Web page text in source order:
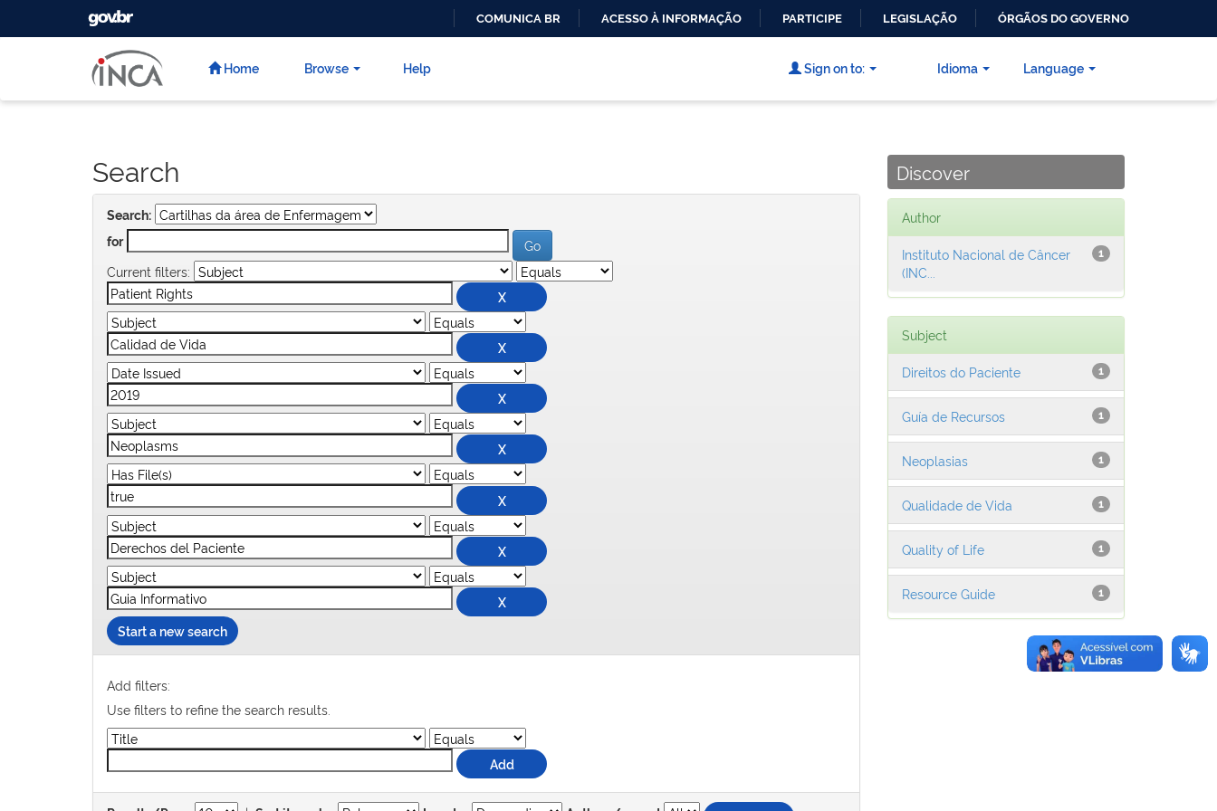
CONTEÚDO
GOVBR
COMUNICA BR ACESSO À INFORMAÇÃO PARTICIPE LEGISLAÇÃO ÓRGÃOS DO GOVERNO
Home Browse Help Language
Sign on to: Idioma
Search
Search:
for
Current filters:
Start a new search
Add filters:
Use filters to refine the search results.
Discover
Author
1
Instituto Nacional de Câncer
(INC...
Subject
1
Direitos do Paciente
1
Guía de Recursos
1
Neoplasias
1
Qualidade de Vida
1
Quality of Life
1
Resource Guide